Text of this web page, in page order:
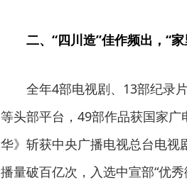
二、“四川造”佳作频出，“
全年4部电视剧、13部纪录
等头部平台，49部作品获国家
华》斩获中央广播电视总台电
播量破百亿次，入选中宣部“优